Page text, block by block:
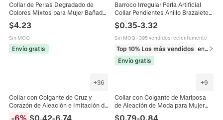
Collar de Perlas Degradado de
Colores Mixtos para Mujer Bañado
en Oro Cierre Metálico Elegante
Vintage Gargantilla Joyería
$4.23
Sin MOQ
Envío gratis
Barroco Irregular Perla Artificial
Collar Pendientes Anillo Brazalete
Aleación Metal Joyería Mujer
Elegante Accesorio
$0.35-3.32
Sin MOQ · 395 vendidos recientemente
Top 10% Los más vendidos
en Juegos de joyería
Envío gratis
+36
Collar con Colgante de Cruz y
Corazón de Aleación e Imitación de
Perla Artificial para Mujer Joyería de
-6% $0.42-6.74
+9
Collar con Colgante de Mariposa
de Aleación de Moda para Mujer
Cadena de Metal Gruesa Cierre de
$0.79-0.84